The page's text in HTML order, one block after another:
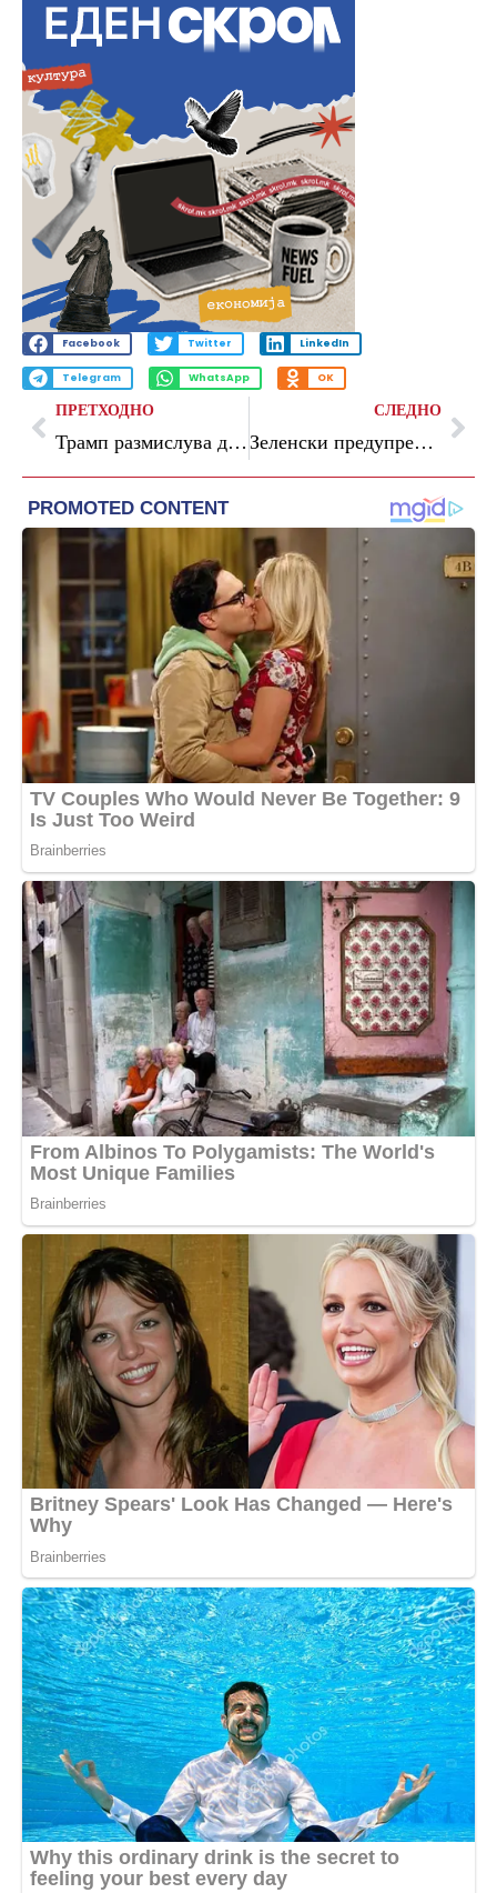
Facebook Twitter LinkedIn
Telegram WhatsApp OK
ПРЕТХОДНО
Трамп размислува да ги откаже концертите за 250-годишнината на САД и да ги замени со политички митинзи
СЛЕДНО
Зеленски предупредува за голем бран руски воздушни напади врз Украина